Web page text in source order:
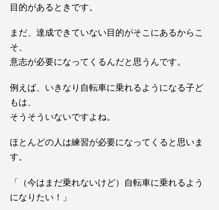
目的があるときです。
まだ、達成できていない目的がそこにあるからこ
そ、
意志が必要になってくるんだと思うんです。
例えば、いきなり自転車に乗れるようになる子ど
もは、
そうそういないですよね。
ほとんどの人は練習が必要になってくると思いま
す。
「（今はまだ乗れないけど）自転車に乗れるよう
になりたい！」